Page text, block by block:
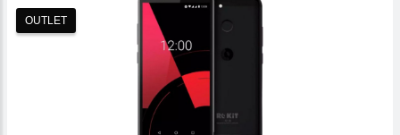
OUTLET